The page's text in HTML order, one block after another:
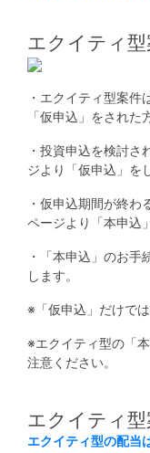
エクイティ
・エクイティ型案件
「仮申込」をされた
・投資申込を検討
ジより「仮申込」を
・仮申込期間が終
ページより「本申込
・「本申込」のお手
します。​
※「仮申込」だけで
※エクイティ型の「
注意ください。​
エクイティ
エクイティ型の配当